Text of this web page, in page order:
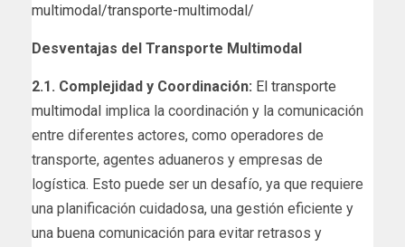
multimodal/transporte-multimodal/
Desventajas del Transporte Multimodal
2.1. Complejidad y Coordinación: El transporte
multimodal implica la coordinación y la comunicación
entre diferentes actores, como operadores de
transporte, agentes aduaneros y empresas de
logística. Esto puede ser un desafío, ya que requiere
una planificación cuidadosa, una gestión eficiente y
una buena comunicación para evitar retrasos y